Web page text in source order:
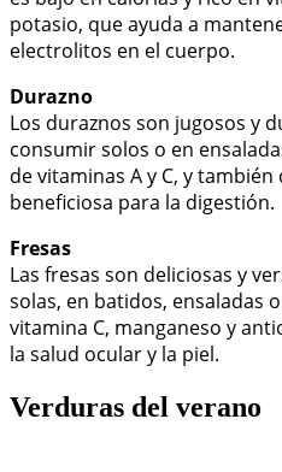
potasio, que ayuda a
electrolitos en el cuerpo.
Durazno
Los duraznos son jugosos y
consumir solos o en
de vitaminas A y C, y
beneficiosa para la digestión.
Fresas
Las fresas son deliciosas y
solas, en batidos, ensaladas
vitamina C, manganeso y
la salud ocular y la piel.
Verduras del verano